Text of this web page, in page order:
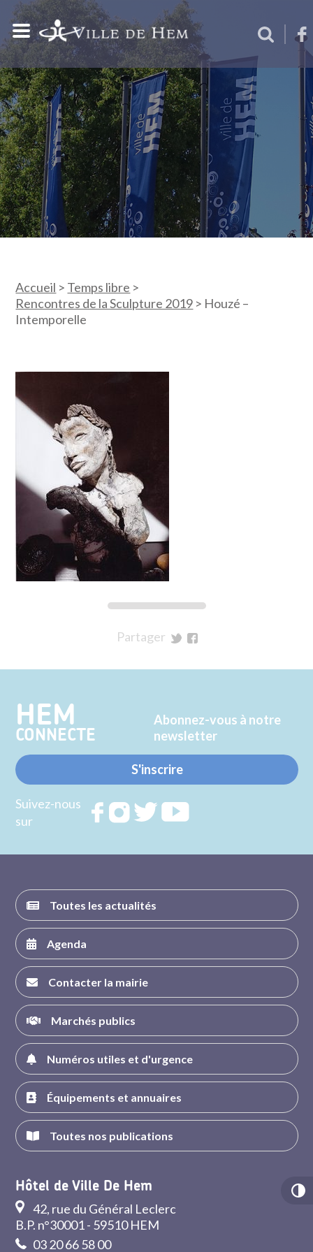
Accueil > Temps libre >
Rencontres de la Sculpture 2019 > Houzé –
Intemporelle
Partager
Twitter
Facebook
HEM
CONNECTE
Abonnez-vous à notre
newsletter
S'inscrire
Suivez-nous
sur
RejoignezRejoignezRejoignez
Toutes les actualités
Agenda
Contacter la mairie
Marchés publics
Numéros utiles et d'urgence
Équipements et annuaires
Toutes nos publications
Hôtel de Ville De Hem
42, rue du Général Leclerc
B.P. n°30001 - 59510 HEM
03 20 66 58 00